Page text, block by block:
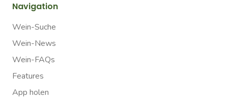
Navigation
Wein-Suche
Wein-News
Wein-FAQs
Features
App holen